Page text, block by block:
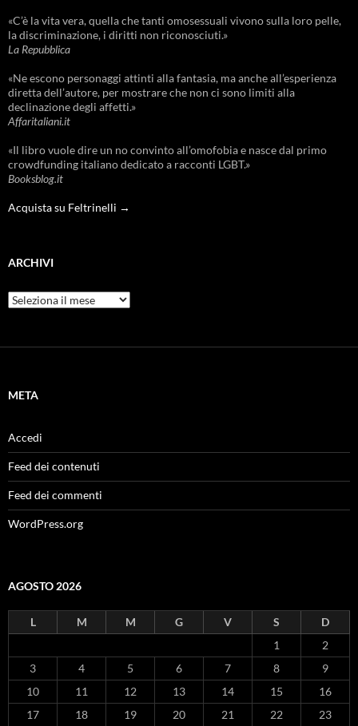
«C’è la vita vera, quella che tanti omosessuali vivono sulla loro pelle,
la discriminazione, i diritti non riconosciuti.»
La Repubblica
«Ne escono personaggi attinti alla fantasia, ma anche all’esperienza
diretta dell’autore, per mostrare che non ci sono limiti alla
declinazione degli affetti.»
Affaritaliani.it
«Il libro vuole dire un no convinto all’omofobia e nasce dal primo
crowdfunding italiano dedicato a racconti LGBT.»
Booksblog.it
Acquista su Feltrinelli →
ARCHIVI
Archivi
META
Accedi
Feed dei contenuti
Feed dei commenti
WordPress.org
AGOSTO 2026
L M M G V S
D
1
2
3
4 5 6 7 8
9
10
11 12 13 14 15
16
17
18 19 20 21 22 23